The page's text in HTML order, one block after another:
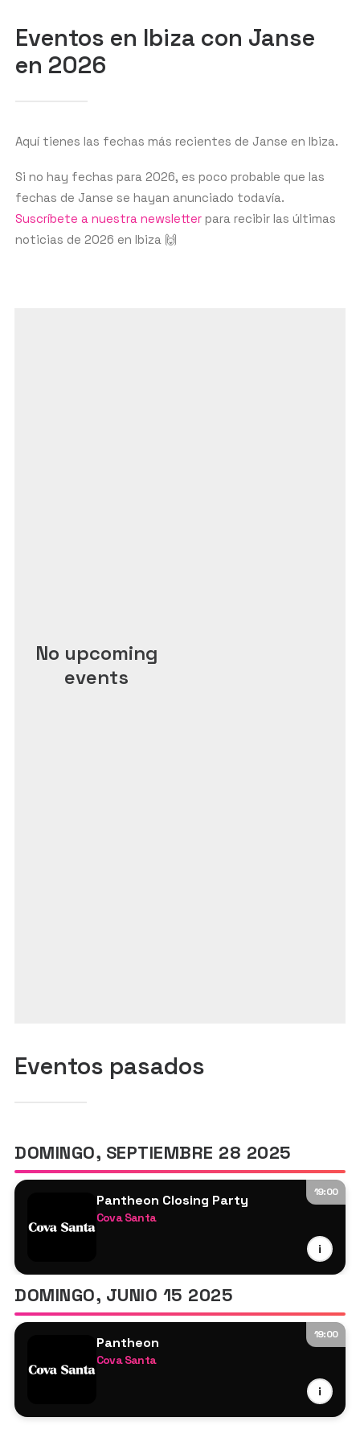
Eventos en Ibiza con Janse
en 2026
Aquí tienes las fechas más recientes de Janse en Ibiza.
Si no hay fechas para 2026, es poco probable que las
fechas de Janse se hayan anunciado todavía.
Suscríbete a nuestra newsletter para recibir las últimas
noticias de 2026 en Ibiza 🙌
No upcoming
events
Eventos pasados
DOMINGO, SEPTIEMBRE 28 2025
19:00
Pantheon Closing Party
Cova Santa
i
Reelow
Karratero
Piem
Janse
DOMINGO, JUNIO 15 2025
19:00
Pantheon
Cova Santa
i
Sante Sansone